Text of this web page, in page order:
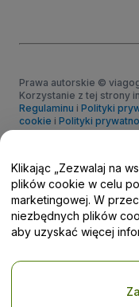
Prawa autorskie ©
Korzystanie z tej strony
Regulaminu i Polityki
cookie i Polityki
Klikając „Zezwalaj na
plików cookie w celu
marketingowej. W
niezbędnych plików
aby uzyskać więcej